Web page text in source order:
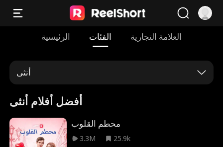
الرئيسية الفئات العلامة التجارية
أنثى
أفضل أفلام أنثى
محطم القلوب
3.3M
25.9k